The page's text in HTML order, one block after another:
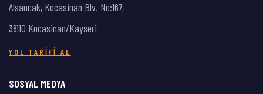
Alsancak, Kocasinan Blv. No:167,
38110 Kocasinan/Kayseri
YOL TARIFI AL
SOSYAL MEDYA